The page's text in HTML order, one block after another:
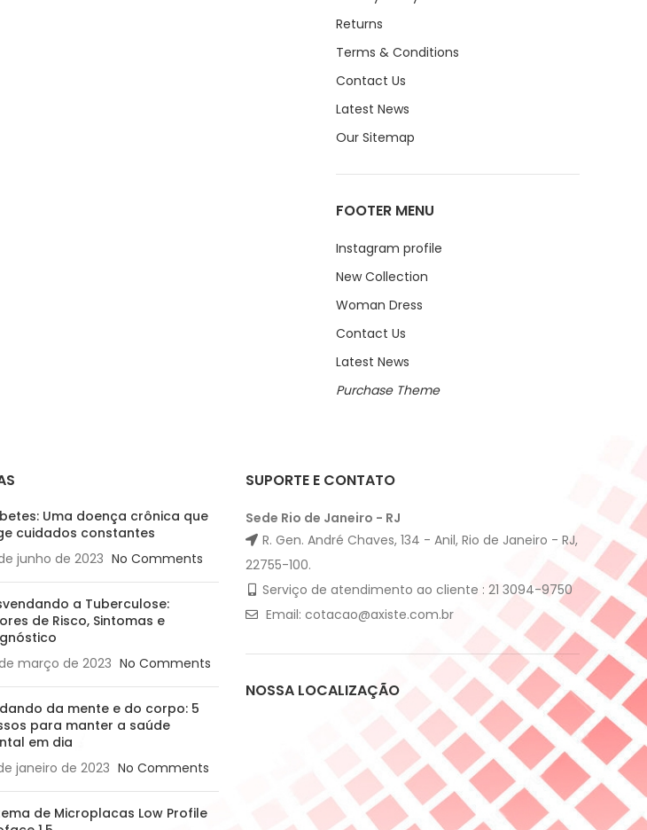
Returns
Terms & Conditions
Contact Us
Latest News
Our Sitemap
FOOTER MENU
Instagram profile
New Collection
Woman Dress
Contact Us
Latest News
Purchase Theme
Uma doença crônica que
cuidados constantes
junho de 2023 No Comments
a Tuberculose:
de Risco, Sintomas e
março de 2023 No Comments
da mente e do corpo: 5
para manter a saúde
em dia
janeiro de 2023 No Comments
de Microplacas Low Profile
SUPORTE E CONTATO
Sede Rio de Janeiro - RJ
R. Gen. André Chaves, 134 - Anil, Rio de Janeiro - RJ,
22755-100.
Serviço de atendimento ao cliente : 21 3094-9750
Email: cotacao@axiste.com.br
NOSSA LOCALIZAÇÃO